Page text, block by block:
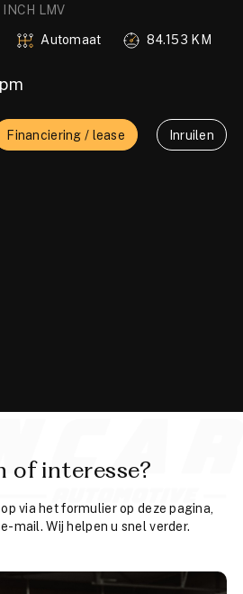
LMV
Automaat 84.153 KM
Financiering / lease Inruilen
of interesse?
via het formulier op deze pagina,
mail. Wij helpen u snel verder.